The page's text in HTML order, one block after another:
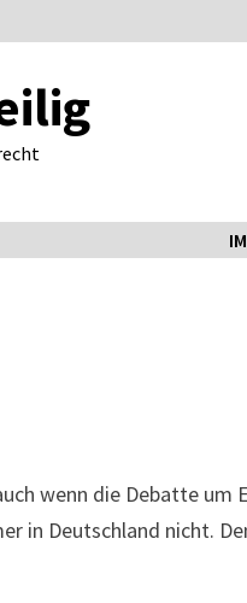
wenn die Debatte um
in Deutschland nicht.